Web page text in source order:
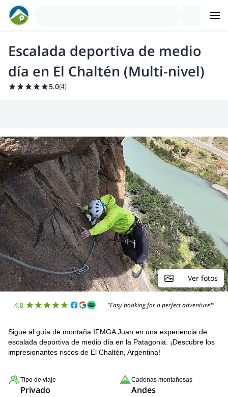
Escalada deportiva de medio
día en El Chaltén (Multi-nivel)
5.0(4)
Ver fotos
4.8 "Easy booking for a perfect adventure!"
Sigue al guía de montaña IFMGA Juan en una experiencia de
escalada deportiva de medio día en la Patagonia. ¡Descubre los
impresionantes riscos de El Chaltén, Argentina!
Tipo de viaje
Privado
Cadenas montañosas
Andes